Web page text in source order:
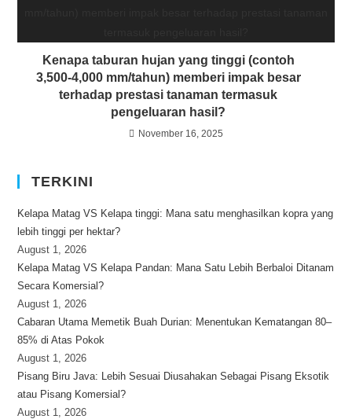
Kenapa taburan hujan yang tinggi (contoh
3,500-4,000 mm/tahun) memberi impak besar
terhadap prestasi tanaman termasuk
pengeluaran hasil?
November 16, 2025
TERKINI
Kelapa Matag VS Kelapa tinggi: Mana satu menghasilkan kopra yang
lebih tinggi per hektar?
August 1, 2026
Kelapa Matag VS Kelapa Pandan: Mana Satu Lebih Berbaloi Ditanam
Secara Komersial?
August 1, 2026
Cabaran Utama Memetik Buah Durian: Menentukan Kematangan 80–
85% di Atas Pokok
August 1, 2026
Pisang Biru Java: Lebih Sesuai Diusahakan Sebagai Pisang Eksotik
atau Pisang Komersial?
August 1, 2026